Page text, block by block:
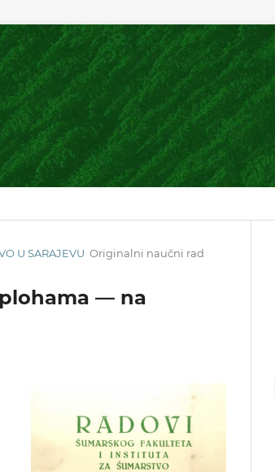
U SARAJEVU Originalni naučni rad
— na